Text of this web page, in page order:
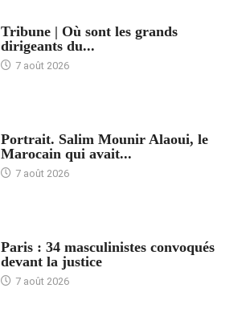
Tribune | Où sont les grands
dirigeants du...
7 août 2026
Portrait. Salim Mounir Alaoui, le
Marocain qui avait...
7 août 2026
Paris : 34 masculinistes convoqués
devant la justice
7 août 2026